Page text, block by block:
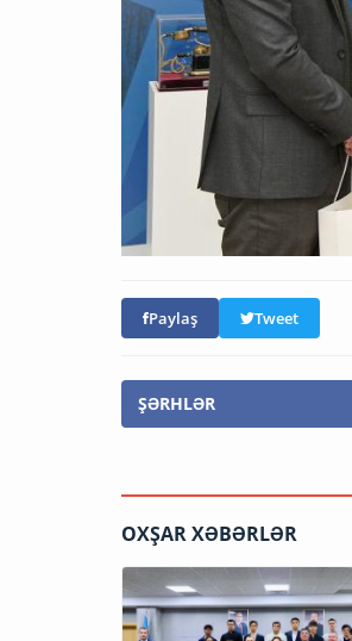
Paylaş Tweet
ŞƏRHLƏR
OXŞAR XƏBƏRLƏR